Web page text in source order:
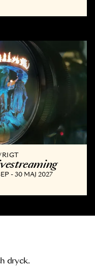
- 30 MAJ 2027
dryck.